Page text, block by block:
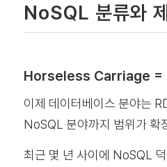
NoSQL 분류와
Horseless Carriage =
이제 데이터베이스 분야는
NoSQL 분야까지 범위가 확
최근 몇 년 사이에 NoSQL